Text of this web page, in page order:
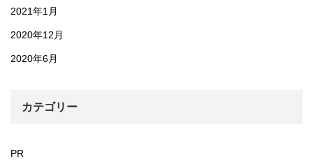
2021年1月
2020年12月
2020年6月
カテゴリー
PR